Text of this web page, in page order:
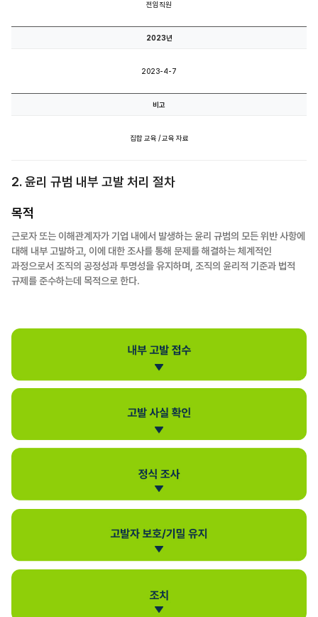
전임직원
2023년
2023-4-7
비고
집합 교육 / 교육 자료
2. 윤리 규범 내부 고발 처리 절차
목적
근로자 또는 이해관계자가 기업 내에서 발생하는 윤리 규범의 모든 위반 사항에
대해 내부 고발하고, 이에 대한 조사를 통해 문제를 해결하는 체계적인
과정으로서 조직의 공정성과 투명성을 유지하며, 조직의 윤리적 기준과 법적
규제를 준수하는데 목적으로 한다.